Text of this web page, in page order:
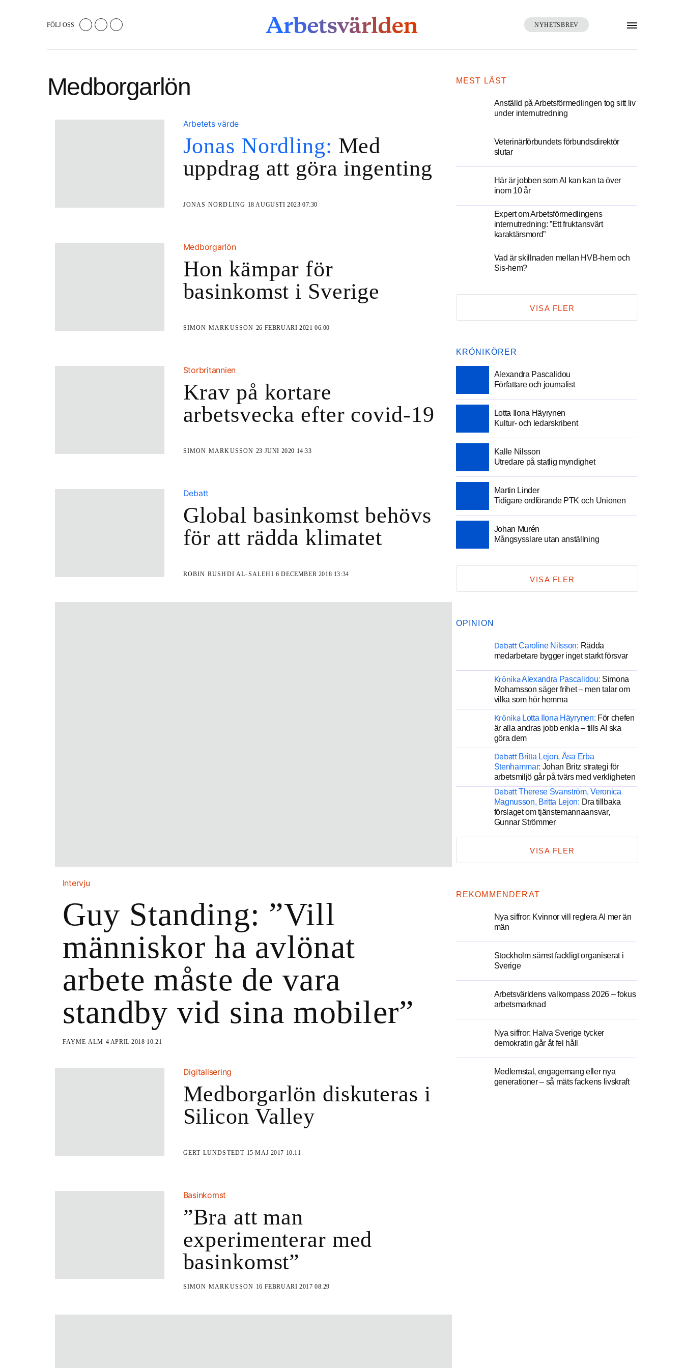
FÖLJ OSS NYHETSBREV
Medborgarlön
Arbetets värde
Jonas Nordling: Med
uppdrag att göra ingenting
JONAS NORDLING 18 AUGUSTI 2023 07:30
Medborgarlön
Hon kämpar för
basinkomst i Sverige
SIMON MARKUSSON 26 FEBRUARI 2021 06:00
Storbritannien
Krav på kortare
arbetsvecka efter covid-19
SIMON MARKUSSON 23 JUNI 2020 14:33
Debatt
Global basinkomst behövs
för att rädda klimatet
ROBIN RUSHDI AL-SALEHI6 DECEMBER 2018 13:34
Intervju
Guy Standing: ”Vill
människor ha avlönat
arbete måste de vara
standby vid sina mobiler”
FAYME ALM 4 APRIL 2018 10:21
Digitalisering
Medborgarlön diskuteras i
Silicon Valley
GERT LUNDSTEDT 15 MAJ 2017 10:11
Basinkomst
”Bra att man
experimenterar med
basinkomst”
SIMON MARKUSSON 16 FEBRUARI 2017 08:29
MEST LÄST
Anställd på Arbetsförmedlingen tog sitt liv
under internutredning
Veterinärförbundets förbundsdirektör
slutar
Här är jobben som AI kan kan ta över
inom 10 år
Expert om Arbetsförmedlingens
internutredning: ”Ett fruktansvärt
karaktärsmord”
Vad är skillnaden mellan HVB-hem och
Sis-hem?
VISA FLER
KRÖNIKÖRER
Alexandra Pascalidou
Författare och journalist
Lotta Ilona Häyrynen
Kultur- och ledarskribent
Kalle Nilsson
Utredare på statlig myndighet
Martin Linder
Tidigare ordförande PTK och Unionen
Johan Murén
Mångsysslare utan anställning
VISA FLER
OPINION
Debatt Caroline Nilsson: Rädda
medarbetare bygger inget starkt försvar
KrönikaAlexandra Pascalidou: Simona
Mohamsson säger frihet – men talar om
vilka som hör hemma
Krönika Lotta Ilona Häyrynen: För chefen
är alla andras jobb enkla – tills AI ska
göra dem
Debatt Britta Lejon, Åsa Erba
Stenhammar: Johan Britz strategi för
arbetsmiljö går på tvärs med verkligheten
Debatt Therese Svanström, Veronica
Magnusson, Britta Lejon: Dra tillbaka
förslaget om tjänstemannaansvar,
Gunnar Strömmer
VISA FLER
REKOMMENDERAT
Nya siffror: Kvinnor vill reglera AI mer än
män
Stockholm sämst fackligt organiserat i
Sverige
Arbetsvärldens valkompass 2026 – fokus
arbetsmarknad
Nya siffror: Halva Sverige tycker
demokratin går åt fel håll
Medlemstal, engagemang eller nya
generationer – så mäts fackens livskraft